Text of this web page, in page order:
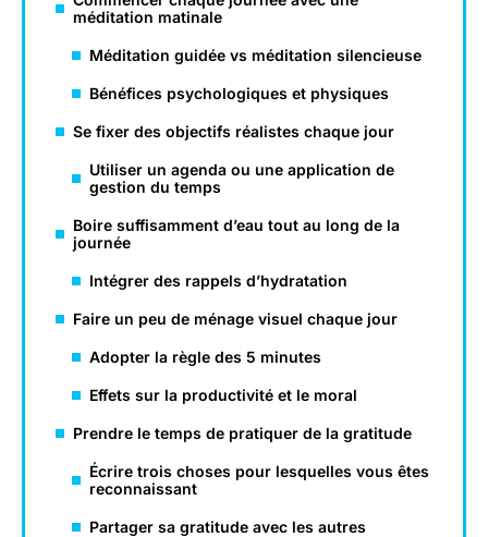
méditation matinale
Méditation guidée vs méditation silencieuse
Bénéfices psychologiques et physiques
Se fixer des objectifs réalistes chaque jour
Utiliser un agenda ou une application de
gestion du temps
Boire suffisamment d’eau tout au long de la
journée
Intégrer des rappels d’hydratation
Faire un peu de ménage visuel chaque jour
Adopter la règle des 5 minutes
Effets sur la productivité et le moral
Prendre le temps de pratiquer de la gratitude
Écrire trois choses pour lesquelles vous êtes
reconnaissant
Partager sa gratitude avec les autres